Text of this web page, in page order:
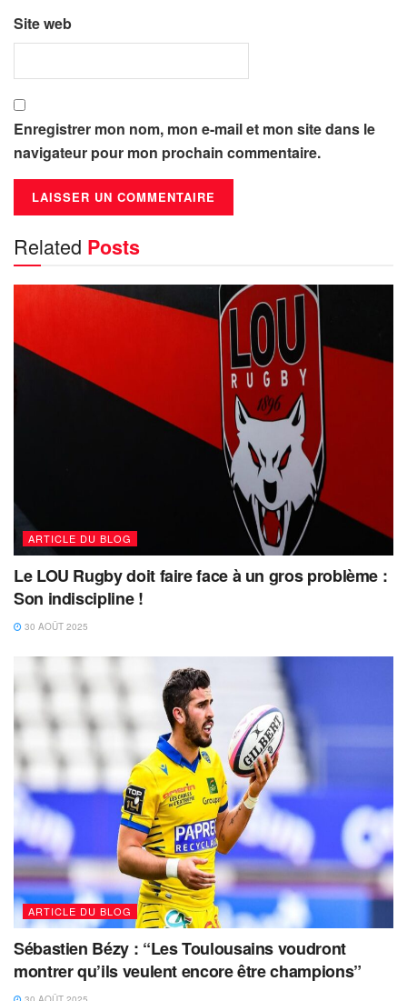
Site web
Enregistrer mon nom, mon e-mail et mon site dans le
navigateur pour mon prochain commentaire.
Related Posts
ARTICLE DU BLOG
Le LOU Rugby doit faire face à un gros problème :
Son indiscipline !
30 AOÛT 2025
ARTICLE DU BLOG
Sébastien Bézy : “Les Toulousains voudront
montrer qu’ils veulent encore être champions”